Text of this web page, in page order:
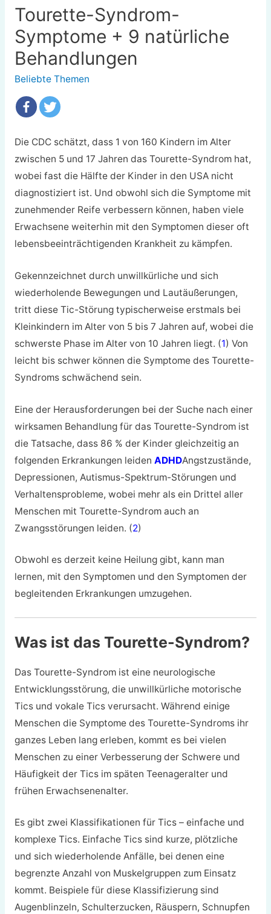
Tourette-Syndrom-
Symptome + 9 natürliche
Behandlungen
Beliebte Themen
Die CDC schätzt, dass 1 von 160 Kindern im Alter
zwischen 5 und 17 Jahren das Tourette-Syndrom hat,
wobei fast die Hälfte der Kinder in den USA nicht
diagnostiziert ist. Und obwohl sich die Symptome mit
zunehmender Reife verbessern können, haben viele
Erwachsene weiterhin mit den Symptomen dieser oft
lebensbeeinträchtigenden Krankheit zu kämpfen.
Gekennzeichnet durch unwillkürliche und sich
wiederholende Bewegungen und Lautäußerungen,
tritt diese Tic-Störung typischerweise erstmals bei
Kleinkindern im Alter von 5 bis 7 Jahren auf, wobei die
schwerste Phase im Alter von 10 Jahren liegt. (1) Von
leicht bis schwer können die Symptome des Tourette-
Syndroms schwächend sein.
Eine der Herausforderungen bei der Suche nach einer
wirksamen Behandlung für das Tourette-Syndrom ist
die Tatsache, dass 86 % der Kinder gleichzeitig an
folgenden Erkrankungen leiden ADHDAngstzustände,
Depressionen, Autismus-Spektrum-Störungen und
Verhaltensprobleme, wobei mehr als ein Drittel aller
Menschen mit Tourette-Syndrom auch an
Zwangsstörungen leiden. (2)
Obwohl es derzeit keine Heilung gibt, kann man
lernen, mit den Symptomen und den Symptomen der
begleitenden Erkrankungen umzugehen.
Was ist das Tourette-Syndrom?
Das Tourette-Syndrom ist eine neurologische
Entwicklungsstörung, die unwillkürliche motorische
Tics und vokale Tics verursacht. Während einige
Menschen die Symptome des Tourette-Syndroms ihr
ganzes Leben lang erleben, kommt es bei vielen
Menschen zu einer Verbesserung der Schwere und
Häufigkeit der Tics im späten Teenageralter und
frühen Erwachsenenalter.
Es gibt zwei Klassifikationen für Tics – einfache und
komplexe Tics. Einfache Tics sind kurze, plötzliche
und sich wiederholende Anfälle, bei denen eine
begrenzte Anzahl von Muskelgruppen zum Einsatz
kommt. Beispiele für diese Klassifizierung sind
Augenblinzeln, Schulterzucken, Räuspern, Schnupfen